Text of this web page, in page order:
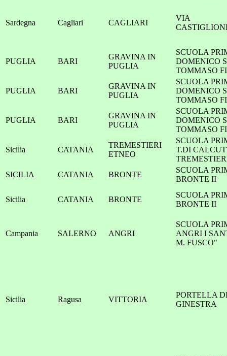
Sardegna Cagliari CAGLIARI
VIA
PUGLIA BARI
GRAVINA IN
PUGLIA
SCUOLA
DOMENICO
TOMMASO
PUGLIA BARI
GRAVINA IN
PUGLIA
SCUOLA
DOMENICO
TOMMASO
PUGLIA BARI
GRAVINA IN
PUGLIA
SCUOLA
DOMENICO
TOMMASO
Sicilia CATANIA
TREMESTIERI
ETNEO
SCUOLA
T.DI
SICILIA
CATANIA BRONTE
SCUOLA
BRONTE II
Sicilia CATANIA BRONTE
SCUOLA
BRONTE II
Campania SALERNO ANGRI
SCUOLA
ANGRI I
M. FUSCO"
Sicilia Ragusa VITTORIA
PORTELLA
GINESTRA